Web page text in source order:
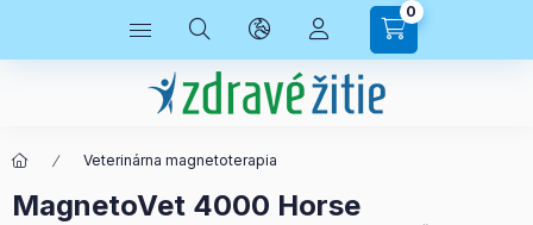
0
Veterinárna magnetoterapia
MagnetoVet 4000 Horse